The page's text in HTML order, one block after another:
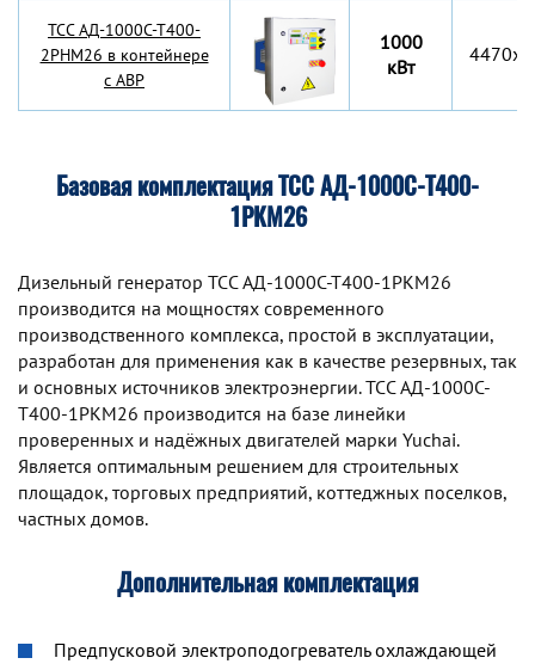
TCC АД-1000С-Т400-
2РНМ26 в контейнере
с АВР
1000
кВт
Базовая комплектация ТСС АД-1000С-Т400-
1РКМ26
Дизельный генератор TCC АД-1000С-Т400-1РКМ26
производится на мощностях современного
производственного комплекса, простой в эксплуатации,
разработан для применения как в качестве резервных, так
и основных источников электроэнергии. TCC АД-1000С-
Т400-1РКМ26 производится на базе линейки
проверенных и надёжных двигателей марки Yuchai.
Является оптимальным решением для строительных
площадок, торговых предприятий, коттеджных поселков,
частных домов.
Дополнительная комплектация
Предпусковой электроподогреватель охлаждающей